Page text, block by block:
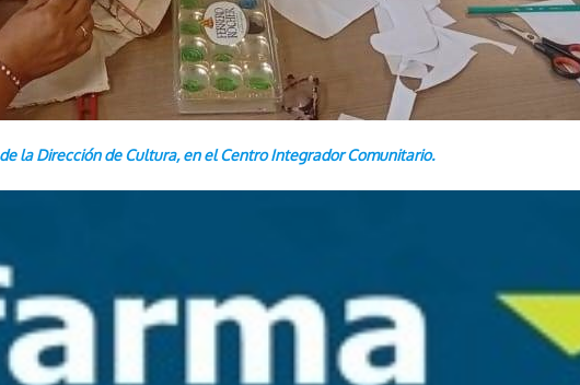
la Dirección de Cultura, en el Centro Integrador Comunitario.